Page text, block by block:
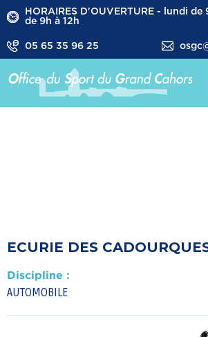
HORAIRES D'OUVERTURE - lundi de
de 9h à 12h
05 65 35 96 25
ECURIE DES
Discipline :
AUTOMOBILE